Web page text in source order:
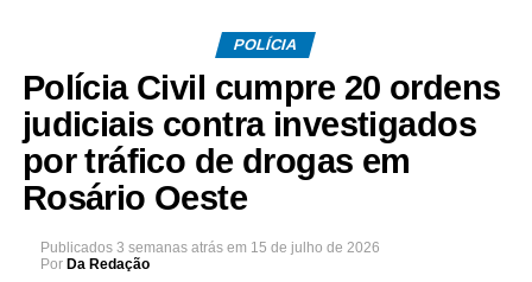
POLÍCIA
Polícia Civil cumpre 20 ordens
judiciais contra investigados
por tráfico de drogas em
Rosário Oeste
Publicados 3 semanas atrás em 15 de julho de 2026
Por Da Redação